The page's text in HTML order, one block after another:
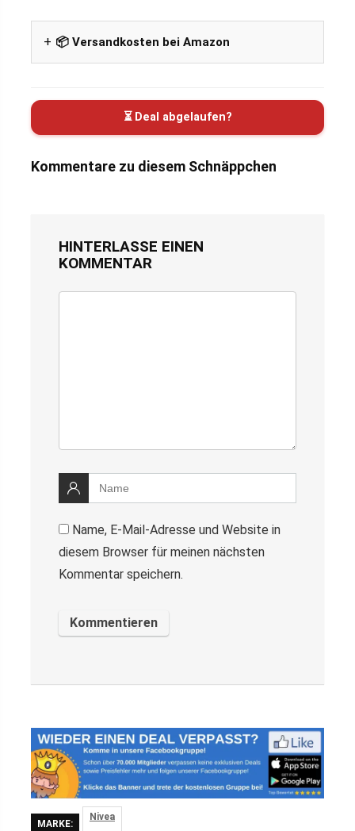
📦 Versandkosten bei Amazon
⏳ Deal abgelaufen?
Kommentare zu diesem Schnäppchen
HINTERLASSE EINEN
KOMMENTAR
Name, E-Mail-Adresse und Website in
diesem Browser für meinen nächsten
Kommentar speichern.
MARKE:
Nivea